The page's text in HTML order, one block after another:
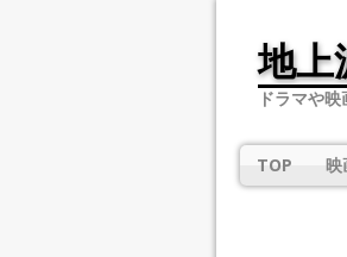
地上
ドラマや
TOP 映